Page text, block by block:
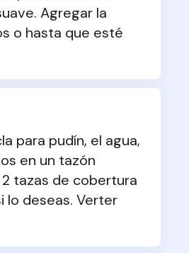
Agregar la
o hasta que esté
para pudín, el agua,
en un tazón
tazas de cobertura
lo deseas. Verter